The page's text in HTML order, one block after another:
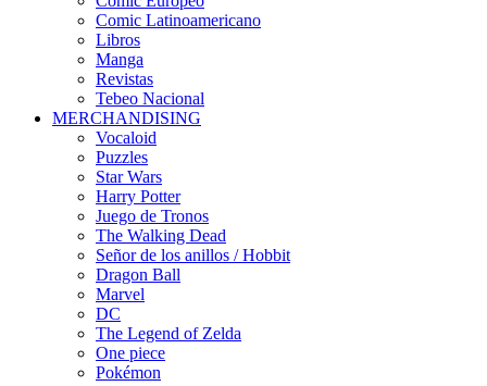
Comic Latinoamericano
Libros
Manga
Revistas
Tebeo Nacional
MERCHANDISING
Vocaloid
Puzzles
Star Wars
Harry Potter
Juego de Tronos
The Walking Dead
Señor de los anillos / Hobbit
Dragon Ball
Marvel
DC
The Legend of Zelda
One piece
Pokémon